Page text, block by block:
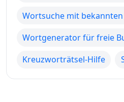
Wortsuche mit
Wortgenerator für freie
Kreuzworträtsel-Hilfe